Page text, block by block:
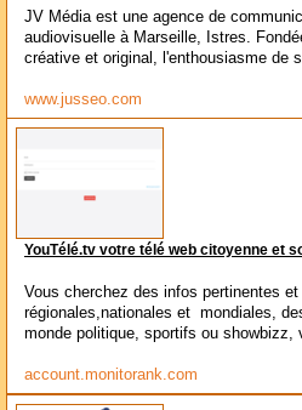
JV Média est une agence de
audiovisuelle à Marseille, Istres.
créative et original, l'enthousiasme de
www.jusseo.com
YouTélé.tv votre télé web citoyenne et
Vous cherchez des infos pertinentes
régionales,nationales et mondiales,
monde politique, sportifs ou showbizz,
account.monitorank.com